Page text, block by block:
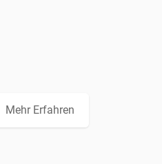
Mehr Erfahren